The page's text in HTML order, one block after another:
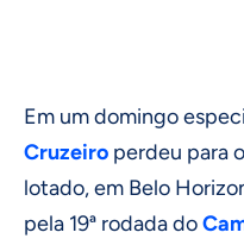
Em um domingo
Cruzeiro perdeu para o
lotado, em Belo
pela 19ª rodada do